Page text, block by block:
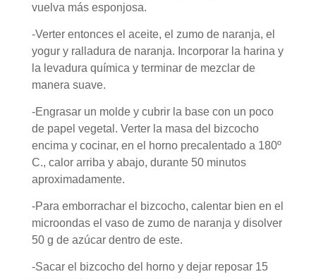
vuelva más esponjosa.
-Verter entonces el aceite, el zumo de naranja, el
yogur y ralladura de naranja. Incorporar la harina y
la levadura química y terminar de mezclar de
manera suave.
-Engrasar un molde y cubrir la base con un poco
de papel vegetal. Verter la masa del bizcocho
encima y cocinar, en el horno precalentado a 180º
C., calor arriba y abajo, durante 50 minutos
aproximadamente.
-Para emborrachar el bizcocho, calentar bien en el
microondas el vaso de zumo de naranja y disolver
50 g de azúcar dentro de este.
-Sacar el bizcocho del horno y dejar reposar 15